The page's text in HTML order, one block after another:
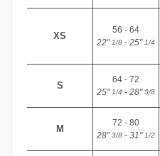
XS
56 - 64
22"1/8 - 25"1/4
S
64 - 72
25"1/4 - 28"3/8
M
72 - 80
28"3/8 - 31"1/2